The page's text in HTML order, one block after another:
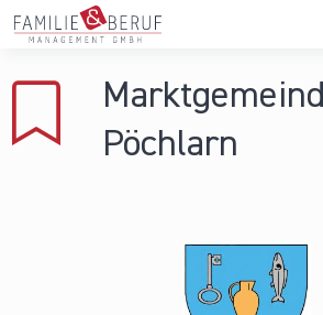
Direkt zum Inhalt
Gemeinden
Pöchlarn